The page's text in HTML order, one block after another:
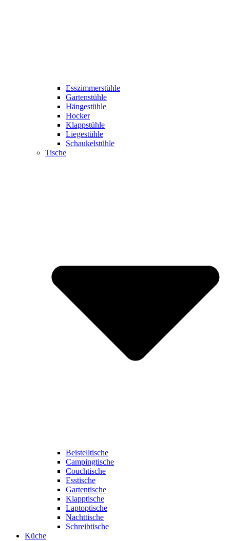
Esszimmerstühle
Gartenstühle
Hängestühle
Hocker
Klappstühle
Liegestühle
Schaukelstühle
Tische
Beistelltische
Campingtische
Couchtische
Esstische
Gartentische
Klapptische
Laptoptische
Nachttische
Schreibtische
Küche